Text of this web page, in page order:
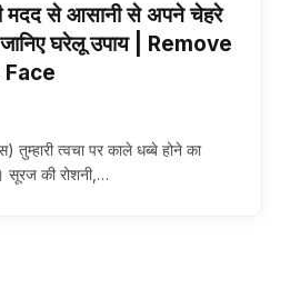
से आसानी से अपने चेहरे
घरेलू उपाय | Remove
त्वचा पर काले धब्बे होने का
सूरज की रोशनी,…